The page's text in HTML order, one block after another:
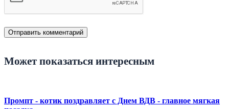
Может показаться интересным
Промпт - котик поздравляет с Днем ВДВ - главное мягкая